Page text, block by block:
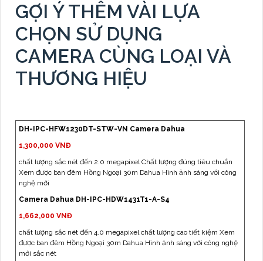
GỢI Ý THÊM VÀI LỰA
CHỌN SỬ DỤNG
CAMERA CÙNG LOẠI VÀ
THƯƠNG HIỆU
DH-IPC-HFW1230DT-STW-VN Camera Dahua
1,300,000 VNĐ
chất lượng sắc nét đến 2.0 megapixel Chất lượng đúng tiêu chuẩn
Xem được ban đêm Hồng Ngoại 30m Dahua Hình ảnh sáng với công
nghệ mới
Camera Dahua DH-IPC-HDW1431T1-A-S4
1,662,000 VNĐ
chất lượng sắc nét đến 4.0 megapixel chất lượng cao tiết kiệm Xem
được ban đêm Hồng Ngoại 30m Dahua Hình ảnh sáng với công nghệ
mới sắc nét